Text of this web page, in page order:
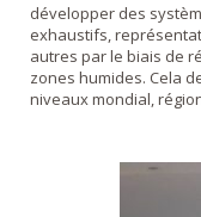
développer des
exhaustifs,
autres par le biais de
zones humides. Cela
niveaux mondial,